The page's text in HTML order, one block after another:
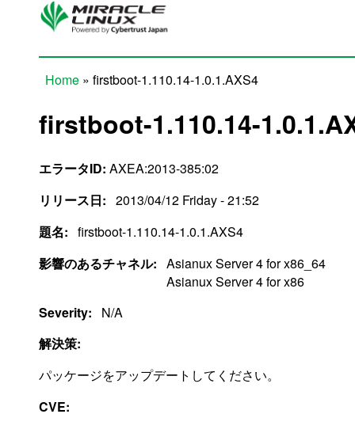
Skip to main content
Home » firstboot-1.110.14-1.0.1.AXS4
firstboot-1.110.14-
エラータID: AXEA:2013-385:02
リリース日: 2013/04/12 Friday - 21:52
題名: firstboot-1.110.14-1.0.1.AXS4
影響のあるチャネル: Asianux Server 4 for x86_64
Asianux Server 4 for x86
Severity:
N/A
解決策:
パッケージをアップデートしてください。
CVE: